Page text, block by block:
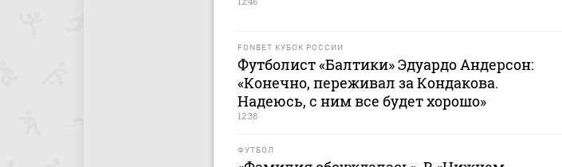
FONBET КУБОК РОССИИ
Футболист «Балтики» Эдуардо Андерсон:
«Конечно, переживал за Кондакова.
Надеюсь, с ним все будет хорошо»
12:38
ФУТБОЛ